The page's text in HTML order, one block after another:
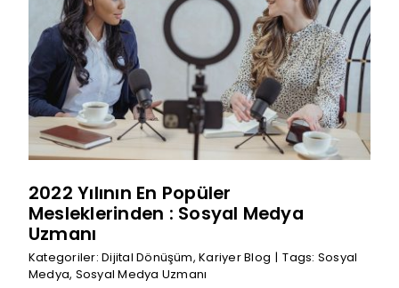
2022 Yılının En Popüler
Mesleklerinden : Sosyal Medya
Uzmanı
Kategoriler:Dijital Dönüşüm,Kariyer Blog | Tags: Sosyal
Medya, Sosyal Medya Uzmanı